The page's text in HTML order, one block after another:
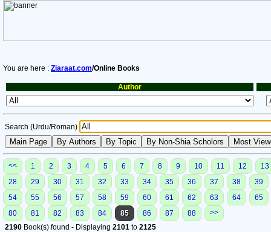
You are here : Ziaraat.com/Online Books
Author
Search (Urdu/Roman)
<< 1 2 3 4 5 6 7 8 9 10 11 12
13
28
29 30 31 32 33 34 35 36 37 38
39
54
55 56 57 58 59 60 61 62 63 64
65
80
81 82 83 84 85 86 87 88
>>
2190 Book(s) found - Displaying 2101 to 2125